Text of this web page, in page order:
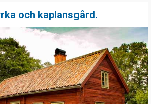
och kaplansgård.